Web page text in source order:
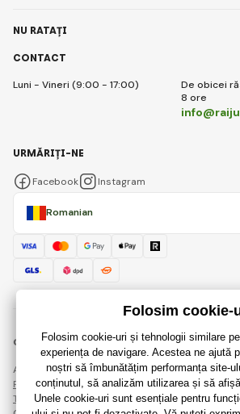
CONTACT
Luni - Vineri (9:00 - 17:00)
De obicei
8 ore
NU RATAȚI
Romanian
URMĂRIȚI-NE
Facebook Instagram
© 2018 - 2026 RaiJucării.ro, Toate drepturile
Această pagină este protejată prin
Regulile de protecție a datelor personale
Termeni și condiții.